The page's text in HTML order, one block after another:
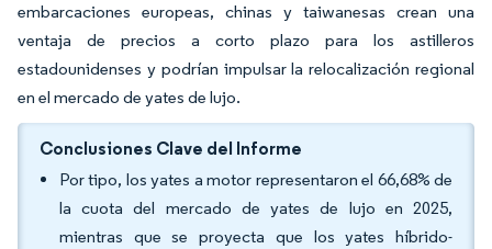
embarcaciones europeas, chinas y taiwanesas crean una
ventaja de precios a corto plazo para los astilleros
estadounidenses y podrían impulsar la relocalización regional
en el mercado de yates de lujo.
Conclusiones Clave del Informe
Por tipo, los yates a motor representaron el 66,68% de
la cuota del mercado de yates de lujo en 2025,
mientras que se proyecta que los yates híbrido-